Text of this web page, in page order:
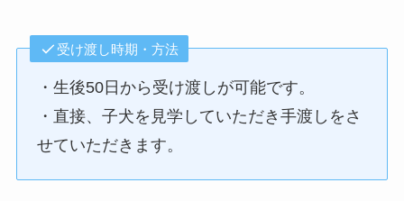
受け渡し時期・方法
・生後50日から受け渡しが可能です。
・直接、子犬を見学していただき手渡しをさ
せていただきます。